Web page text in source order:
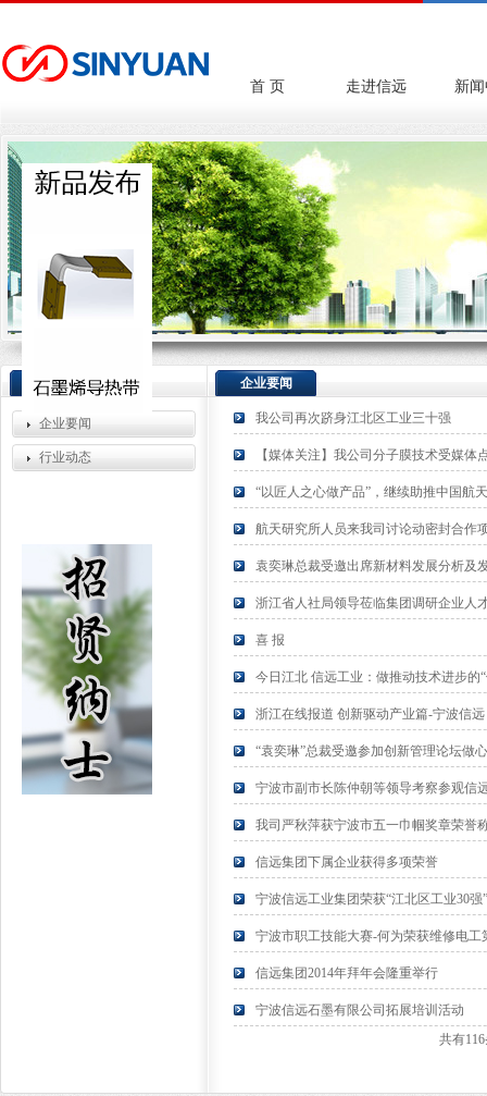
首 页 走进信远 新
新闻中心
企业要闻
行业动态
企业要闻
我公司再次跻身江北区工业三十强
【媒体关注】我公司分子膜技术受媒体
“以匠人之心做产品”，继续助推中国航
航天研究所人员来我司讨论动密封合作
袁奕琳总裁受邀出席新材料发展分析及
浙江省人社局领导莅临集团调研企业人
喜 报
今日江北 信远工业：做推动技术进步的
浙江在线报道 创新驱动产业篇-宁波信远
“袁奕琳”总裁受邀参加创新管理论坛做
宁波市副市长陈仲朝等领导考察参观信
我司严秋萍获宁波市五一巾帼奖章荣誉
信远集团下属企业获得多项荣誉
宁波信远工业集团荣获“江北区工业30强”
宁波市职工技能大赛-何为荣获维修电工
信远集团2014年拜年会隆重举行
宁波信远石墨有限公司拓展培训活动
共有